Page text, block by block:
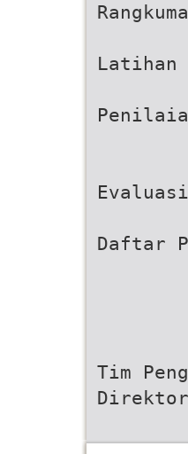
Latihan
Evaluasi
Daftar
Tim